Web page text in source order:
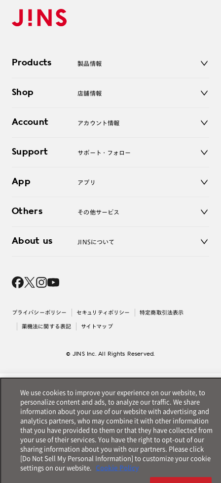
Products 製品情報
サングラス
コンタクトレンズ
アクセサリー
Shop 店舗情報
オンラインショップ
Account アカウント情報
ログアウト
Support サポート・フォロー
よくあるご質問
お問い合わせ
App アプリ
Others その他サービス
レンズ交換
About us JINSについて
採用情報
出店について
プライバシーポリシー セキュリティポリシー 特定商取引法表示
薬機法に関する表記 サイトマップ
© JINS Inc. All Rights Reserved.
We use cookies to improve your experience on our website, to
personalize content and ads, to analyze our traffic. We share
information about your use of our website with advertising and
analytics partners, who may combine it with other information
that you have provided to them or that they have collected from
your use of their services. You have the right to opt-out of our
sharing information about you with our partners. Please click
[Do Not Sell My Personal Information] to customize your cookie
settings on our website. Cookie Policy